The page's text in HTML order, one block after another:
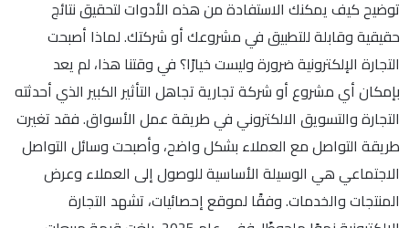
توضيح كيف يمكنك الاستفادة من هذه الأدوات لتحقيق نتائج
حقيقية وقابلة للتطبيق في مشروعك أو شركتك. لماذا أصبحت
التجارة الإلكترونية ضرورة وليست خيارًا؟ في وقتنا هذا، لم يعد
بإمكان أي مشروع أو شركة تجارية تجاهل التأثير الكبير الذي أحدثته
التجارة والتسويق الالكتروني في طريقة عمل الأسواق. فقد تغيرت
طريقة التواصل مع العملاء بشكل واضح، وأصبحت وسائل التواصل
الاجتماعي هي الوسيلة الأساسية للوصول إلى العملاء وعرض
المنتجات والخدمات. وفقًا لموقع إحصائيات، تشهد التجارة